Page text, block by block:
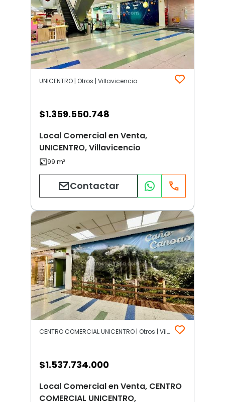
UNICENTRO | Otros | Villavicencio
$1.359.550.748
Local Comercial en Venta,
UNICENTRO, Villavicencio
Contactar
CENTRO COMERCIAL UNICENTRO | Otros | Villavicencio
$1.537.734.000
Local Comercial en Venta, CENTRO
COMERCIAL UNICENTRO,